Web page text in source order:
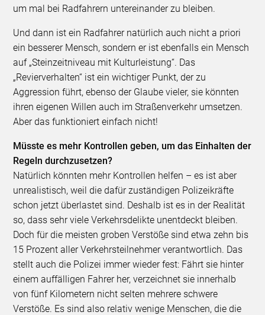
um mal bei Radfahrern untereinander zu bleiben.
Und dann ist ein Radfahrer natürlich auch nicht a priori
ein besserer Mensch, sondern er ist ebenfalls ein Mensch
auf „Steinzeitniveau mit Kulturleistung“. Das
„Revierverhalten“ ist ein wichtiger Punkt, der zu
Aggression führt, ebenso der Glaube vieler, sie könnten
ihren eigenen Willen auch im Straßenverkehr umsetzen.
Aber das funktioniert einfach nicht!
Müsste es mehr Kontrollen geben, um das Einhalten der
Regeln durchzusetzen?
Natürlich könnten mehr Kontrollen helfen – es ist aber
unrealistisch, weil die dafür zuständigen Polizeikräfte
schon jetzt überlastet sind. Deshalb ist es in der Realität
so, dass sehr viele Verkehrsdelikte unentdeckt bleiben.
Doch für die meisten groben Verstöße sind etwa zehn bis
15 Prozent aller Verkehrsteilnehmer verantwortlich. Das
stellt auch die Polizei immer wieder fest: Fährt sie hinter
einem auffälligen Fahrer her, verzeichnet sie innerhalb
von fünf Kilometern nicht selten mehrere schwere
Verstöße. Es sind also relativ wenige Menschen, die die